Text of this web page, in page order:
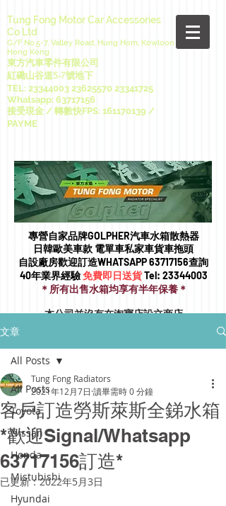
Tung Fong Motor Car Accessories
Co Ltd
G/F No.5-7, Valley Road, Hung Hom, Kowloon
Hong Kong
東方汽車零件有限公司
紅磡山谷道5-7號地下
TEL: 23344003 23625570 23341725
Whatsapp: 63717156
接受現金 / 轉數快FPS: 161170139 /
PAYME
專營自家品牌GOLPHER汽車水箱散熱器
日韓歐美車款 電單車私家車貨車拖頭​
自設廠房歡迎訂造WHATSAPP63717156查詢
40年業界經驗免費即日送貨Tel: 23344003
＊所有出售水箱均享有半年保養＊
本公司並沒有在淘寶店設立商店
文章
All Posts
Toyota
Nissan
Honda
Mistubishi
Hyundai
All Posts
客戶訂造勞斯萊斯全銻水箱
*歡迎Signal/Whatsapp
63717156訂造*
Tung Fong Radiators
2021年12月7日 讀畢需時 0 分鐘
已更新：2022年5月3日